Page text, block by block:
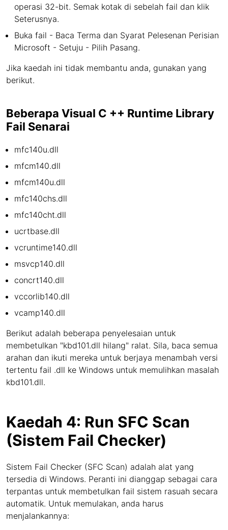
operasi 32-bit. Semak kotak di sebelah fail dan klik
Seterusnya.
Buka fail - Baca Terma dan Syarat Pelesenan Perisian
Microsoft - Setuju - Pilih Pasang.
Jika kaedah ini tidak membantu anda, gunakan yang
berikut.
Beberapa Visual C ++ Runtime Library
Fail Senarai
mfc140u.dll
mfcm140.dll
mfcm140u.dll
mfc140chs.dll
mfc140cht.dll
ucrtbase.dll
vcruntime140.dll
msvcp140.dll
concrt140.dll
vccorlib140.dll
vcamp140.dll
Berikut adalah beberapa penyelesaian untuk
membetulkan "kbd101.dll hilang" ralat. Sila, baca semua
arahan dan ikuti mereka untuk berjaya menambah versi
tertentu fail .dll ke Windows untuk memulihkan masalah
kbd101.dll.
Kaedah 4: Run SFC Scan
(Sistem Fail Checker)
Sistem Fail Checker (SFC Scan) adalah alat yang
tersedia di Windows. Peranti ini dianggap sebagai cara
terpantas untuk membetulkan fail sistem rasuah secara
automatik. Untuk memulakan, anda harus
menjalankannya: